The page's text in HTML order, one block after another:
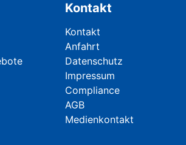
Kontakt
Navigation überspringen
Kontakt
Anfahrt
Datenschutz
Impressum
Compliance
AGB
Medienkontakt